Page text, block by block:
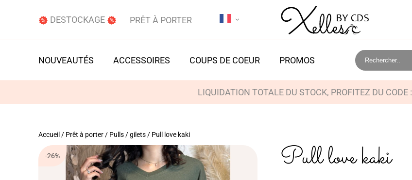
DESTOCKAGE PRÊT À PORTER
NOUVEAUTÉS ACCESSOIRES COUPS DE COEUR PROMOS
LIQUIDATION TOTALE DU STOCK, PROFITEZ DU CODE :
Accueil / Prêt à porter / Pulls / gilets / Pull love kaki
-26% Pull love kaki